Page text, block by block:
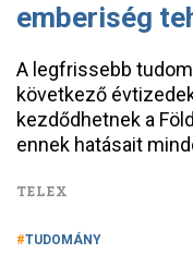
emberiség
A legfrissebb
következő
kezdődhetnek a
ennek hatásait
TELEX
TUDOMÁNY